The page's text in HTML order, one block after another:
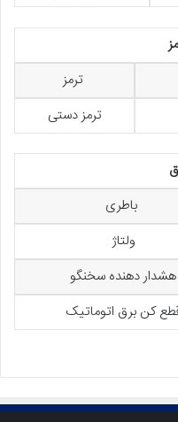
ترمز
ترمز دستی
باطری
ولتاژ
هشدار دهنده سخنگو
کن برق اتوماتیک